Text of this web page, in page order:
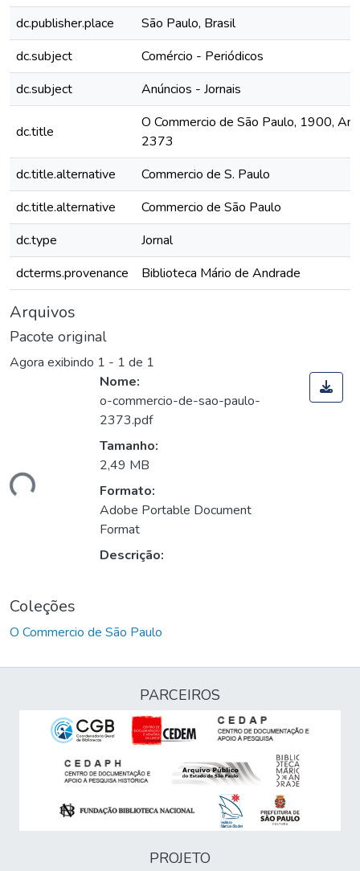
dc.publisher.place
São Paulo, Brasil
dc.subject
Comércio - Periódicos
dc.subject
Anúncios - Jornais
dc.title
O Commercio de São Paulo, 1900,
2373
dc.title.alternative
Commercio de S. Paulo
dc.title.alternative
Commercio de São Paulo
dc.type
Jornal
dcterms.provenance
Biblioteca Mário de Andrade
Arquivos
Pacote original
Agora exibindo 1 - 1 de 1
Nome:
o-commercio-de-sao-paulo-
2373.pdf
Tamanho:
2,49 MB
Formato:
Adobe Portable Document
Format
Descrição:
Coleções
O Commercio de São Paulo
PARCEIROS
PROJETO